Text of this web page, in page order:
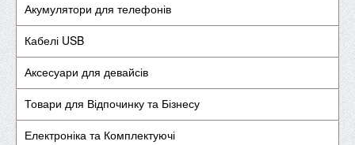
Акумулятори для телефонів
Кабелі USB
Аксесуари для девайсів
Товари для Відпочинку та Бізнесу
Електроніка та Комплектуючі